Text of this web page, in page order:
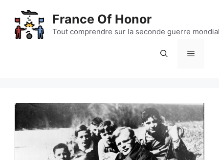
contenu
France Of Honor
Tout comprendre sur la seconde guerre
Menu